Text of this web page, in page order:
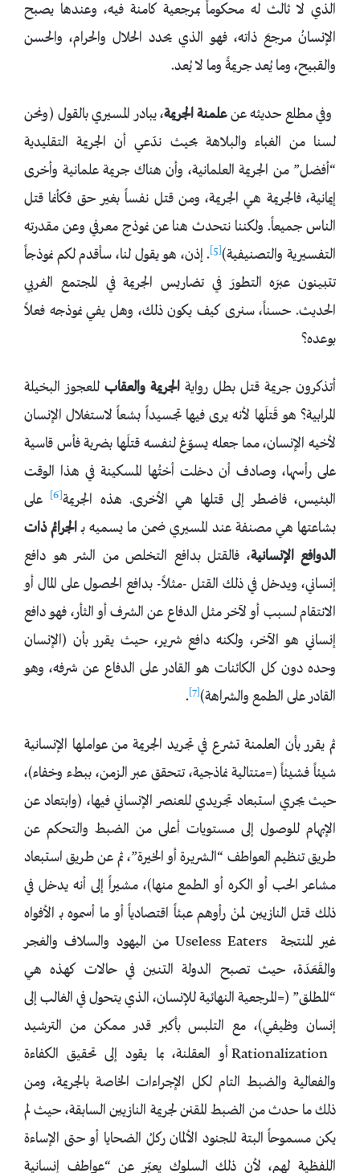
الذي لا ثالث له محكوماً بمرجعية كامنة فيه، وعندها يصبح
الإنسانُ مرجعَ ذاته، فهو الذي يحدد الحلال والحرام، والحسن
والقبيح، وما يُعد جريمةً وما لا يُعد.
وفي مطلع حديثه عنعلمنة الجريمة، يبادر المسيري بالقول (ونحن
لسنا من الغباء والبلاهة بحيث ندّعي أن الجريمة التقليدية
“أفضل” من الجريمة العلمانية، وأن هناك جريمة علمانية وأخرى
إيمانية، فالجريمة هي الجريمة، ومن قتل نفساً بغير حق فكأنما قتل
الناس جميعاً. ولكننا نتحدث هنا عن نموذج معرفي وعن مقدرته
التفسيرية والتصنيفية)[5]
. إذن، هو يقول لنا، سأقدم لكم نموذجاً
تتبينون عبرَه التطورَ في تضاريس الجريمة في المجتمع الغربي
الحديث. حسناً، سنرى كيف يكون ذلك، وهل يفي نموذجه فعلاً
بوعده؟
أتذكرون جريمة قتل بطل رواية الجريمة والعقاب للعجوز البخيلة
المرابية؟ هو قَتلَها لأنه يرى فيها تجسيداً بشعاً لاستغلال الإنسان
لأخيه الإنسان، مما جعله يسوّغ لنفسه قتلَها بضربة فأس قاسية
على رأسها، وصادف أن دخلت أختُها المسكينة في هذا الوقت
البئيس، فاضطر إلى قتلها هي الأخرى. هذه الجريمة[6]
على
بشاعتها هي مصنفة عند المسيري ضمن ما يسميه بـالجرائم ذات
الدوافع الإنسانية، فالقتل بدافع التخلص من الشر هو دافع
إنساني، ويدخل في ذلك القتل -مثلاً- بدافع الحصول على المال أو
الانتقام لسبب أو لآخر مثل الدفاع عن الشرف أو الثأر، فهو دافع
إنساني هو الآخر، ولكنه دافع شرير، حيث يقرر بأن (الإنسان
وحده دون كل الكائنات هو القادر على الدفاع عن شرفه، وهو
القادر على الطمع والشراهة)[7]
.
ثم يقرر بأن العلمنة تشرع في تجريد الجريمة من عواملها الإنسانية
شيئاً فشيئاً (=متتالية نماذجية، تتحقق عبر الزمن، ببطء وخفاء)،
حيث يجري استبعاد تجريدي للعنصر الإنساني فيها، (وابتعاد عن
الإبهام للوصول إلى مستويات أعلى من الضبط والتحكم عن
طريق تنظيم العواطف “الشريرة أو الخيرة”، ثم عن طريق استبعاد
مشاعر الحب أو الكره أو الطمع منها)، مشيراً إلى أنه يدخل في
ذلك قتل النازيين لمنْ رأوهم عبئاً اقتصادياً أو ما أسموه بـ الأفواه
غير المنتجة Useless Eaters من اليهود والسلاف والغجر
والقَعَدَة، حيث تصبح الدولة التنين في حالات كهذه هي
“المطلق” (=المرجعية النهائية للإنسان، الذي يتحول في الغالب إلى
إنسان وظيفي)، مع التلبس بأكبر قدر ممكن من الترشيد
Rationalization أو العقلنة، بما يقود إلى تحقيق الكفاءة
والفعالية والضبط التام لكل الإجراءات الخاصة بالجريمة، ومن
ذلك ما حدث من الضبط المقنن لجريمة النازيين السابقة، حيث لم
يكن مسموحاً البتة للجنود الألمان ركلُ الضحايا أو حتى الإساءة
اللفظية لهم، لأن ذلك السلوك يعبّر عن “عواطف إنسانية